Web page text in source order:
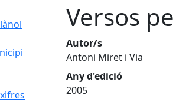
Versos
Autor/s
Antoni Miret i Via
Any d'edició
2005